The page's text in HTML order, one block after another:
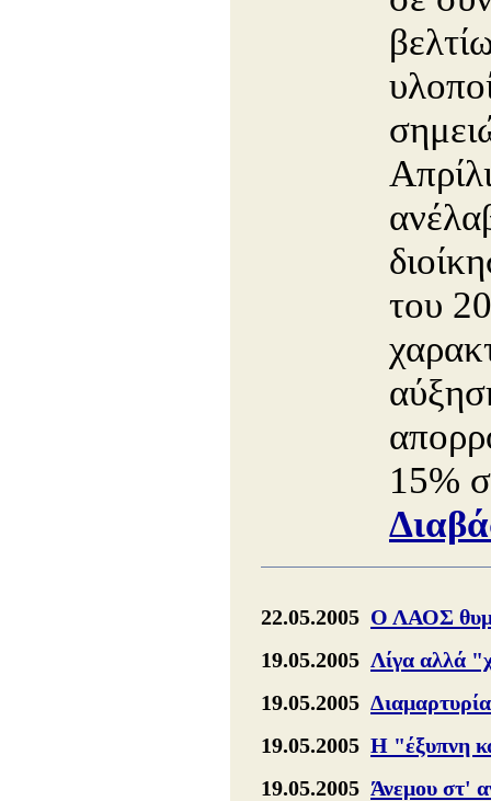
του
15%
22.05.2005 Ο ΛΑΟΣ
19.05.2005 Λίγα αλλά
19.05.2005
19.05.2005 Η "έξυπνη
19.05.2005 Άνεμου στ'